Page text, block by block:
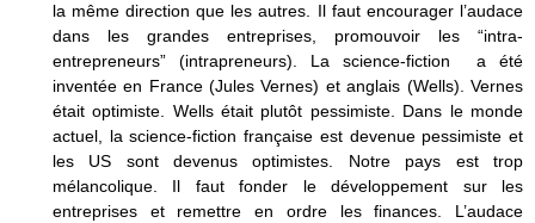
la même direction que les autres. Il faut encourager l’audace
dans les grandes entreprises, promouvoir les “intra-
entrepreneurs” (intrapreneurs). La science-fiction a été
inventée en France (Jules Vernes) et anglais (Wells). Vernes
était optimiste. Wells était plutôt pessimiste. Dans le monde
actuel, la science-fiction française est devenue pessimiste et
les US sont devenus optimistes. Notre pays est trop
mélancolique. Il faut fonder le développement sur les
entreprises et remettre en ordre les finances. L’audace